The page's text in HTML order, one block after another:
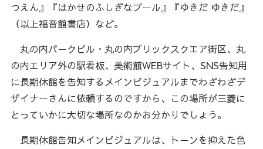
つえん』『はかせのふしぎなプール』『ゆきだ ゆきだ』
（以上福音館書店）など。
丸の内パークビル・丸の内ブリックスクエア街区、丸
の内エリア外の駅看板、美術館WEBサイト、SNS告知用
に長期休館を告知するメインビジュアルまでわざわざデ
ザイナーさんに依頼するのですから、この場所が三菱に
とっていかに大切な場所なのかお分かりでしょう。
長期休館告知メインビジュアルは、トーンを抑えた色